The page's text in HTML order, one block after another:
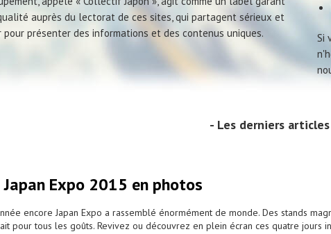
auprès du lectorat de ces sites, qui partagent sérieux et
pour présenter des informations et des contenus uniques.
Si
Les derniers
Japan Expo 2015 en photos
encore Japan Expo a rassemblé énormément de monde. Des stands
pour tous les goûts. Revivez ou découvrez en plein écran ces quatre jours